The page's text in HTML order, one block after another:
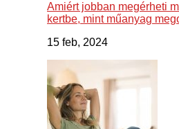
Amiért jobban megérheti
kertbe, mint műanyag
15 feb, 2024